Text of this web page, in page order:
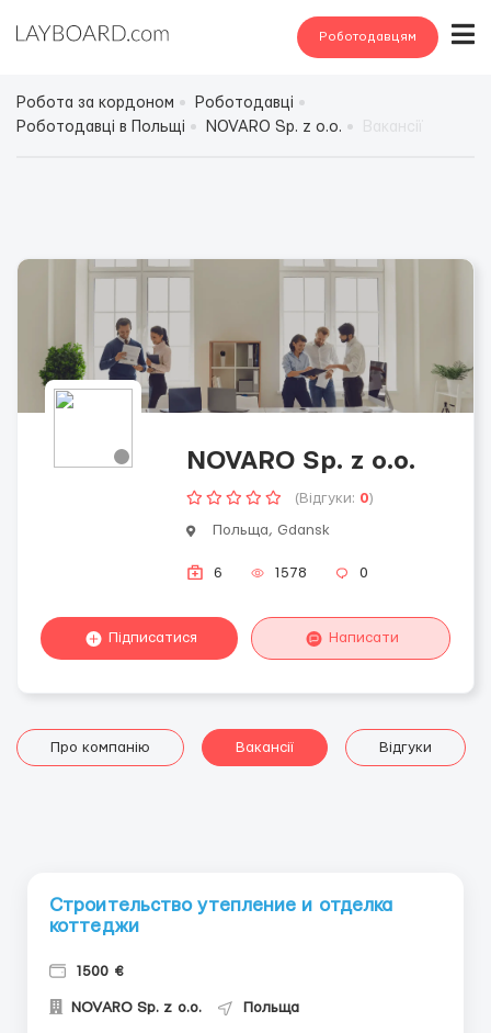
Роботодавцям
Робота за кордоном
Роботодавці
Роботодавці в Польщі
NOVARO Sp. z o.o.
NOVARO Sp. z o.o.
(Відгуки: 0)
Польща, Gdansk
6 1578 0
Підписатися Написати
Про компанію Вакансії Відгуки
Строительство утепление и отделка
коттеджи
1500 €
NOVARO Sp. z o.o. Польща